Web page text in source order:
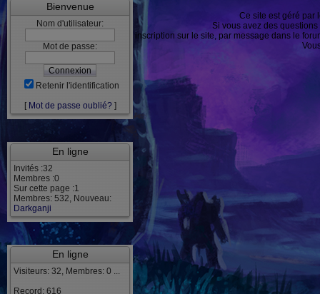
Bienvenue
Nom d'utilisateur:
Mot de passe:
Retenir l'identification
[ Mot de passe oublié? ]
En ligne
Invités :32
Membres :0
Sur cette page :1
Membres: 532, Nouveau:
Darkganji
En ligne
Visiteurs: 32, Membres: 0 ...
Record: 616
Ce site est géré par
Si vous avez des
ou après inscription sur le site, par message dans le